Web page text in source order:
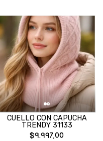
CUELLO CON CAPUCHA
TRENDY 31133
$9.997,00